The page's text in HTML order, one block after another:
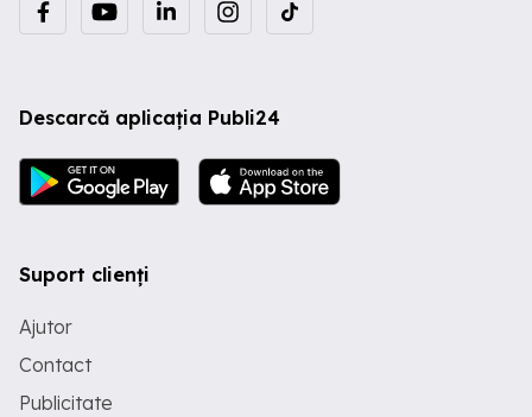
Descarcă aplicația Publi24
Suport clienți
Ajutor
Contact
Publicitate